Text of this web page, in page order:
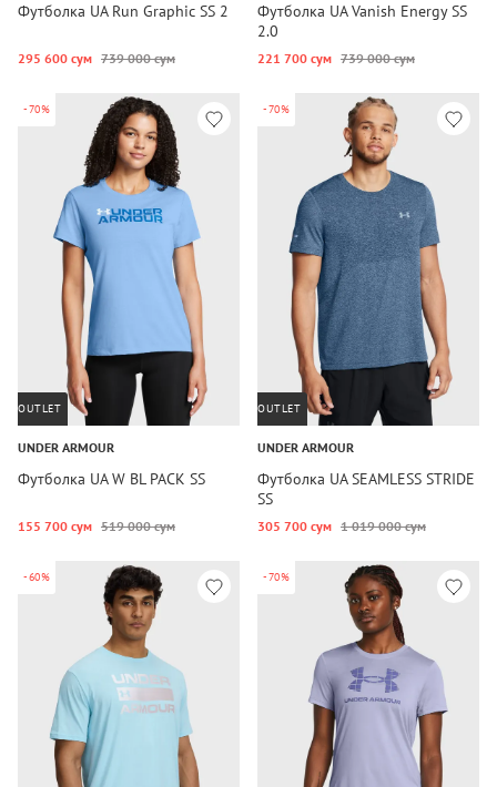
Футболка UA Run Graphic SS 2
295 600 сум 739 000 сум
Футболка UA Vanish Energy SS
2.0
221 700 сум 739 000 сум
-70%
OUTLET
UNDER ARMOUR
Футболка UA W BL PACK SS
155 700 сум 519 000 сум
-70%
OUTLET
UNDER ARMOUR
Футболка UA SEAMLESS STRIDE
SS
305 700 сум 1 019 000 сум
-60% -70%